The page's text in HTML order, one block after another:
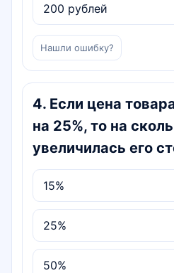
200 рублей
Нашли ошибку?
4. Если цена
на 25%, то на
увеличилась его
15%
25%
50%